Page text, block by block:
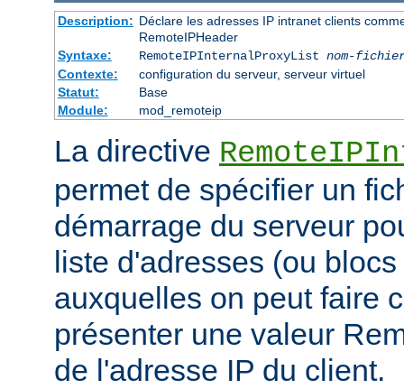
Description: Déclare les adresses IP intranet clients
RemoteIPHeader
Syntaxe:
RemoteIPInternalProxyList nom-
Contexte:
configuration du serveur, serveur virtuel
Statut:
Base
Module:
mod_remoteip
La directive
permet de spécifier un
démarrage du serveur
liste d'adresses (ou
auxquelles on peut faire
présenter une valeur
de l'adresse IP du client.